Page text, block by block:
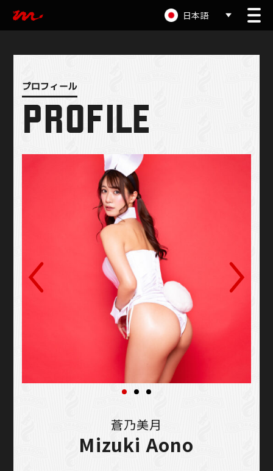
日本語
PROFILE
蒼乃美月
Mizuki Aono